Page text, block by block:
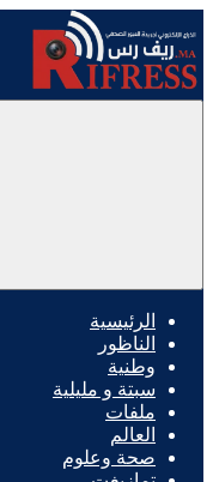
الرئيسية
الناظور
وطنية
سبتة و مليلية
ملفات
العالم
صحة وعلوم